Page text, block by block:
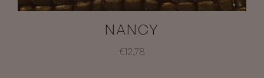
NANCY
€12,78